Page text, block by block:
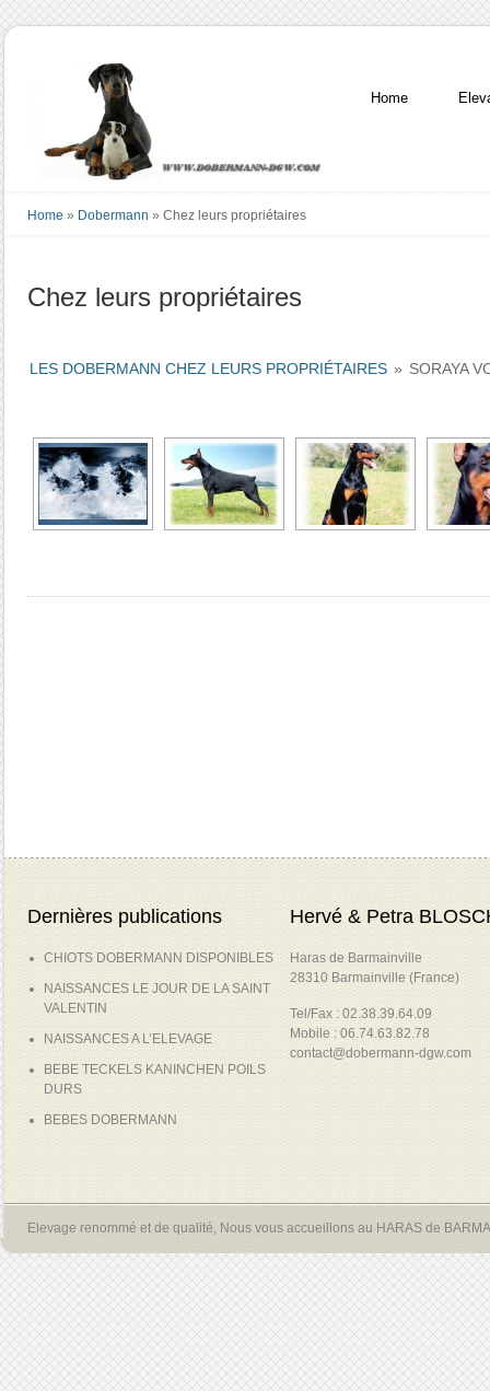
Home
Home » Dobermann » Chez leurs propriétaires
Chez leurs propriétaires
LES DOBERMANN CHEZ LEURS PROPRIÉTAIRES » SORAYA
Dernières publications
CHIOTS DOBERMANN DISPONIBLES
NAISSANCES LE JOUR DE LA SAINT
VALENTIN
NAISSANCES A L’ELEVAGE
BEBE TECKELS KANINCHEN POILS
DURS
BEBES DOBERMANN
Hervé & Petra
Haras de Barmainville
28310 Barmainville (France)
Tel/Fax : 02.38.39.64.09
Mobile : 06.74.63.82.78
contact@dobermann-dgw.com
Elevage renommé et de qualité, Nous vous accueillons au HARAS de